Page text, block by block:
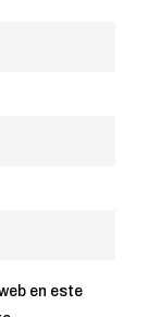
en este